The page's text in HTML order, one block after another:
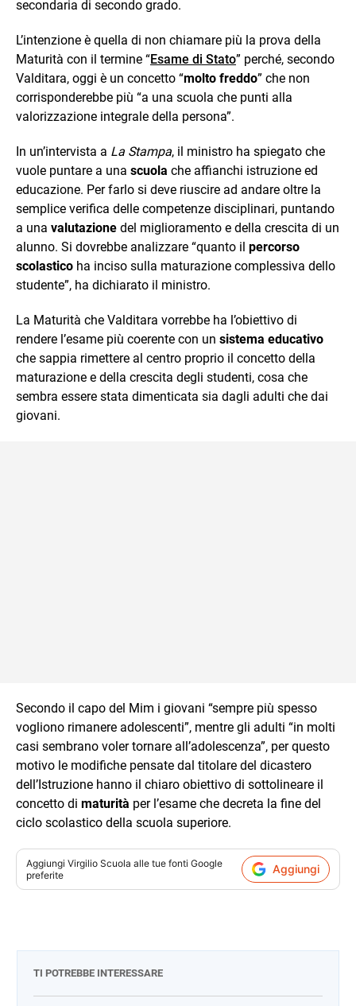
secondaria di secondo grado.
L’intenzione è quella di non chiamare più la prova della
Maturità con il termine “Esame di Stato” perché, secondo
Valditara, oggi è un concetto “molto freddo” che non
corrisponderebbe più “a una scuola che punti alla
valorizzazione integrale della persona”.
In un’intervista a La Stampa, il ministro ha spiegato che
vuole puntare a una scuola che affianchi istruzione ed
educazione. Per farlo si deve riuscire ad andare oltre la
semplice verifica delle competenze disciplinari, puntando
a una valutazione del miglioramento e della crescita di un
alunno. Si dovrebbe analizzare “quanto il percorso
scolastico ha inciso sulla maturazione complessiva dello
studente”, ha dichiarato il ministro.
La Maturità che Valditara vorrebbe ha l’obiettivo di
rendere l’esame più coerente con un sistema educativo
che sappia rimettere al centro proprio il concetto della
maturazione e della crescita degli studenti, cosa che
sembra essere stata dimenticata sia dagli adulti che dai
giovani.
Secondo il capo del Mim i giovani “sempre più spesso
vogliono rimanere adolescenti”, mentre gli adulti “in molti
casi sembrano voler tornare all’adolescenza”, per questo
motivo le modifiche pensate dal titolare del dicastero
dell’Istruzione hanno il chiaro obiettivo di sottolineare il
concetto di maturità per l’esame che decreta la fine del
ciclo scolastico della scuola superiore.
Aggiungi Virgilio Scuola alle tue fonti Google
preferite
Aggiungi
TI POTREBBE INTERESSARE